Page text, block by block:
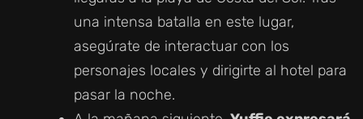
una intensa batalla en este lugar,
asegúrate de interactuar con los
personajes locales y dirigirte al hotel para
pasar la noche.